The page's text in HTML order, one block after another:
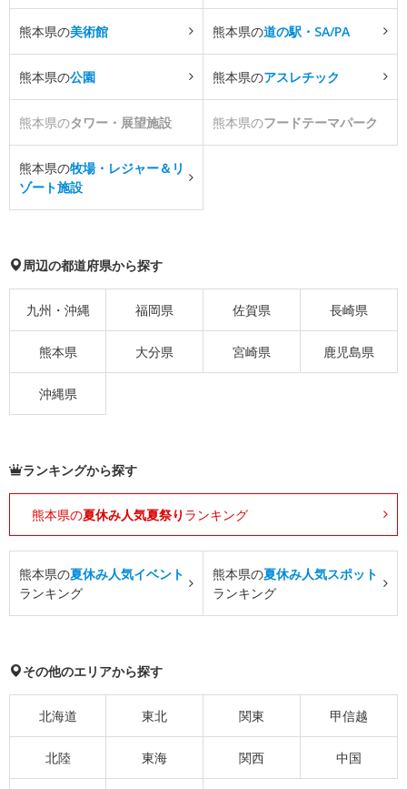
熊本県の美術館 熊本県の道の駅・SA/PA
熊本県の公園 熊本県のアスレチック
熊本県のタワー・展望施設 熊本県のフードテーマパーク
熊本県の牧場・レジャー＆リ
ゾート施設
周辺の都道府県から探す
九州・沖縄 福岡県 佐賀県 長崎県
熊本県 大分県 宮崎県 鹿児島県
沖縄県
ランキングから探す
熊本県の夏休み人気夏祭り ランキング
熊本県の夏休み人気イベント
ランキング
熊本県の夏休み人気スポット
ランキング
その他のエリアから探す
北海道 東北 関東 甲信越
北陸 東海 関西 中国